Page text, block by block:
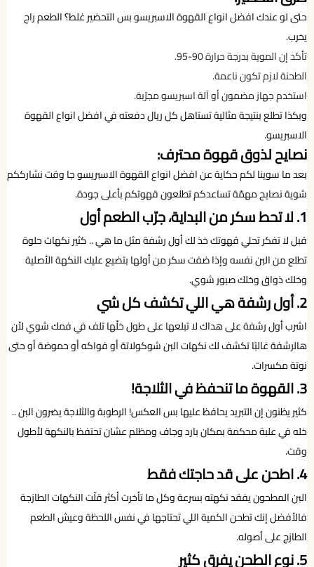
حتى لو عندك افضل انواع القهوة الاسبريسو بس التحضير غلط؟ الطعم راح
يخرب.
تأكد إن الموية بدرجة حرارة 90-95.
الطحنة لازم تكون ناعمة.
استخدم جهاز مضمون أو آلة اسبريسو مجرّبة.
وبكذا تطلع بنتيجة مثالية تستاهل كل ريال دفعته في افضل انواع القهوة
الاسبريسو.
نصايح لذوق قهوة محترف:
بعد ما سوينا لكم حكاية عن افضل انواع القهوة الاسبريسو جا وقت نشارككم
شوية نصايح مهمّة تساعدكم تطلعون قهوتكم بأعلى جودة.
1. لا تحط سكر من البداية، جرّب الطعم أول
قبل لا تفكر تحلي قهوتك خذ لك أول رشفة مثل ما هي .. كثير نكهات حلوة
تطلع من البن نفسه وإذا ضفت سكر من أولها بتضيع عليك النكهة الأصلية
وخلك ذواق وخلك صبور شوي.
2. أول رشفة هي اللي تكشف كل شي
اشرب أول رشفة على هداك لا تبلعها على طول خلّها تلف في فمك شوي لأن
هالرشفة غالبًا تكشف لك نكهات البن شوكولاتة أو فواكه أو حموضة أو حتى
نوتة مكسرات.
3. القهوة ما تنحفظ في الثلاجة!
كثير يظنون إن التبريد يحافظ عليها بس العكس! الرطوبة والثلاجة يضرون البن ..
خله في علبة محكمة بمكان بارد وجاف ومظلم عشان تحتفظ بالنكهة لأطول
وقت.
4. اطحن على قد حاجتك فقط
البن المطحون يفقد نكهته بسرعة وكل ما تأخرت أكثر قلّت النكهات الطازجة
فالأفضل إنك تطحن الكمية اللي تحتاجها في نفس اللحظة وعيش الطعم
الطازج على أصوله.
5. نوع الطحن يفرق كثير